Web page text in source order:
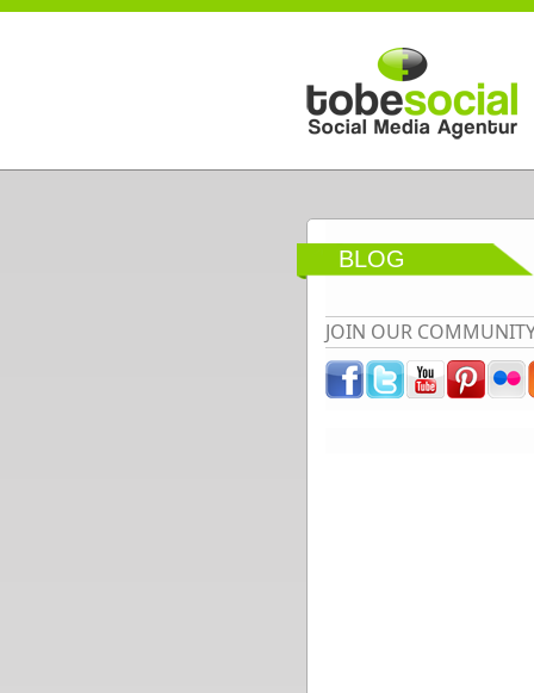
Direkt zum Inhalt
BLOG
JOIN OUR